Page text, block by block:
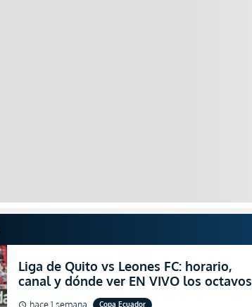
Liga de Quito vs Leones FC: horario,
canal y dónde ver EN VIVO los octavos
de final de la Copa Ecuador 2026
schedule hace 1 semana Copa Ecuador